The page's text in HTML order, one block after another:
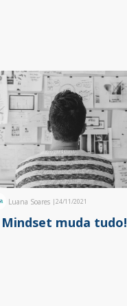
Luana Soares |24/11/2021
Mindset muda tudo!